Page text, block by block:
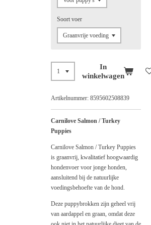
Soort voer
In
winkelwagen
Artikelnummer: 8595602508839
Carnilove Salmon / Turkey
Puppies
Carnilove Salmon / Turkey Puppies
is graanvrij, kwalitatief hoogwaardig
hondenvoer voor jonge honden,
aansluitend bij de natuurlijke
voedingsbehoefte van de hond.
Deze puppybrokken zijn geheel vrij
van aardappel en graan, omdat deze